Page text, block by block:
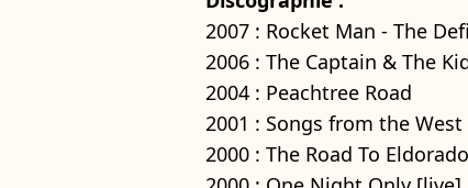
2007 : Rocket Man - The
2006 : The Captain & The
2004 : Peachtree Road
2001 : Songs from the West
2000 : The Road To Eldorado